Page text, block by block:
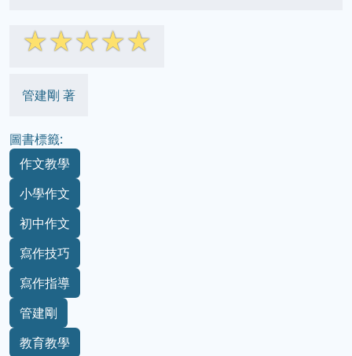
☆☆☆☆☆
管建剛 著
圖書標籤:
作文教學
小學作文
初中作文
寫作技巧
寫作指導
管建剛
教育教學